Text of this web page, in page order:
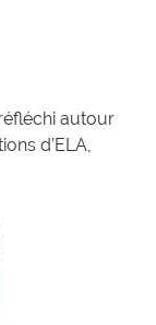
autour
d’ELA,